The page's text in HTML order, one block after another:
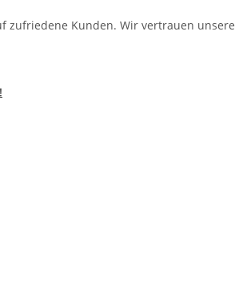
zufriedene Kunden. Wir vertrauen